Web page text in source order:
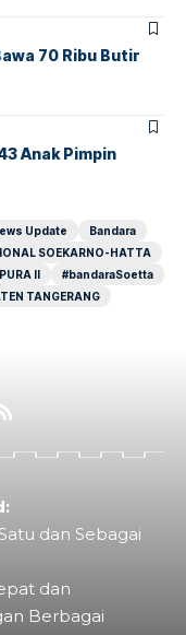
70 Ribu Butir
Anak Pimpin
Update
Bandara
SOEKARNO-HATTA
II
#bandaraSoetta
TANGERANG
dan Sebagai
dan
Berbagai